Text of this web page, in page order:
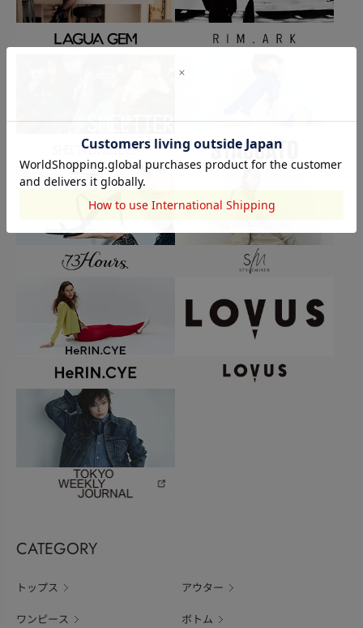
CATEGORY
トップス アウター
ワンピース ボトム